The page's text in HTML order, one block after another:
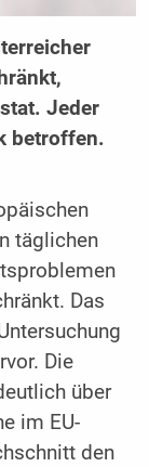
Jeder
betroffen.
täglichen
Das
Die
über
im EU-
den